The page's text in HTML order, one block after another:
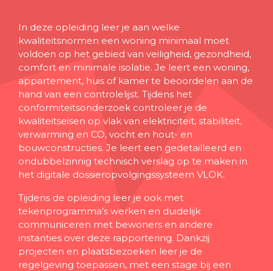
In deze opleiding leer je aan welke
kwaliteitsnormen een woning minimaal moet
voldoen op het gebied van veiligheid, gezondheid,
comfort en minimale isolatie. Je leert een woning,
appartement, huis of kamer te beoordelen aan de
hand van een controlelijst. Tijdens het
conformiteitsonderzoek controleer je de
kwaliteitseisen op vlak van elektriciteit, stabiliteit,
verwarming en CO, vocht en hout- en
bouwconstructies. Je leert een gedetailleerd en
ondubbelzinnig technisch verslag op te maken in
het digitale dossieropvolgingssysteem VLOK.
Tijdens de opleiding leer je ook met
tekenprogramma’s werken en duidelijk
communiceren met bewoners en andere
instanties over deze rapportering. Dankzij
projecten en plaatsbezoeken leer je de
regelgeving toepassen, met een stage bij een